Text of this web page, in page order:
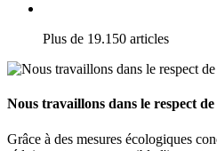
Plus de 19.150 articles
Nous travaillons dans le respect
Grâce à des mesures écologiques